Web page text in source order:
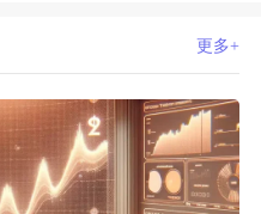
更多+